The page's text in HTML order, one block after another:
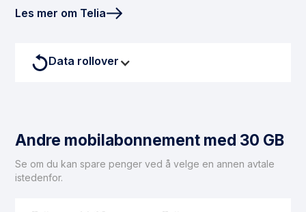
Les mer om Telia
Data rollover
Andre mobilabonnement med 30 GB
Se om du kan spare penger ved å velge en annen avtale
istedenfor.